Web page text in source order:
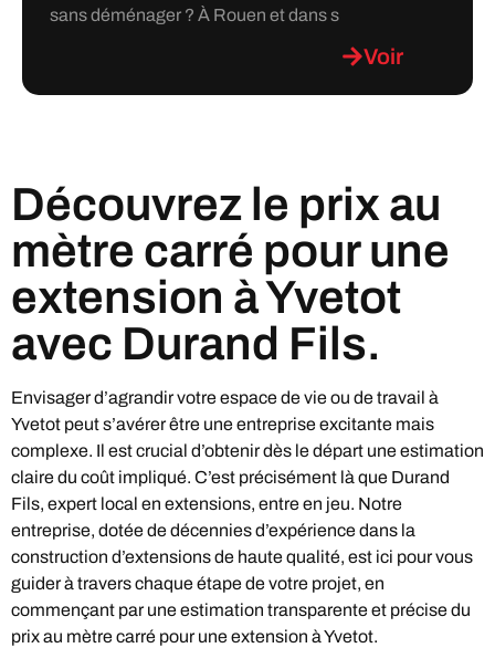
sans déménager ? À Rouen et dans s
Voir
Découvrez le prix au
mètre carré pour une
extension à Yvetot
avec Durand Fils.
Envisager d’agrandir votre espace de vie ou de travail à
Yvetot peut s’avérer être une entreprise excitante mais
complexe. Il est crucial d’obtenir dès le départ une estimation
claire du coût impliqué. C’est précisément là que Durand
Fils, expert local en extensions, entre en jeu. Notre
entreprise, dotée de décennies d’expérience dans la
construction d’extensions de haute qualité, est ici pour vous
guider à travers chaque étape de votre projet, en
commençant par une estimation transparente et précise du
prix au mètre carré pour une extension à Yvetot.